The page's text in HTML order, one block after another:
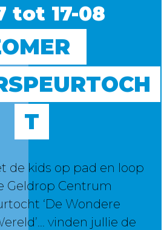
tot 17-08
T
de kids op pad en loop
Geldrop Centrum
‘De Wondere
vinden jullie de